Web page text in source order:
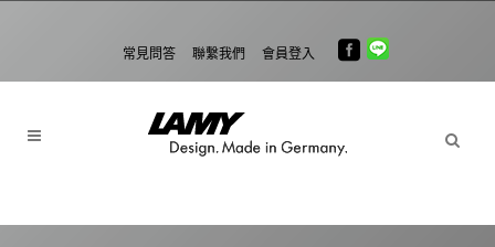
常見問答 聯繫我們 會員登入